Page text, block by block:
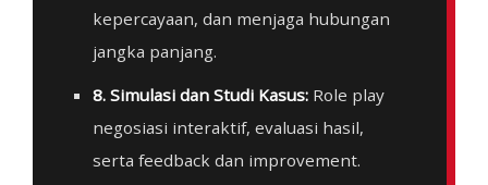
kepercayaan, dan menjaga hubungan
jangka panjang.
8. Simulasi dan Studi Kasus: Role play
negosiasi interaktif, evaluasi hasil,
serta feedback dan improvement.